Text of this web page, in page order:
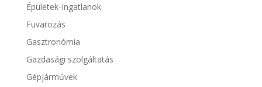
Épületek-Ingatlanok
Fuvarozás
Gasztronómia
Gazdasági szolgáltatás
Gépjárművek